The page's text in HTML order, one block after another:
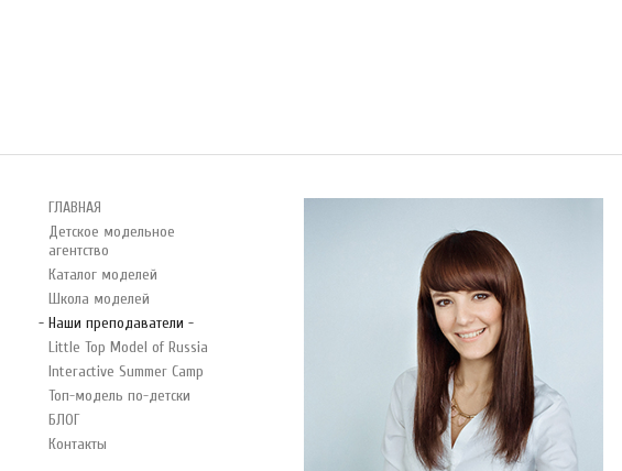
ГЛАВНАЯ
Детское модельное
агентство
Каталог моделей
Школа моделей
- Наши преподаватели -
Little Top Model of Russia
Interactive Summer Camp
Топ-модель по-детски
БЛОГ
Контакты